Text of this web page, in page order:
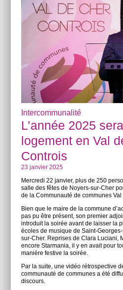
Intercommunalité
L’année 2025
logement en Val
Controis
23 janvier 2025
Mercredi 22 janvier, plus de 250
salle des fêtes de Noyers-sur-Cher
de la Communauté de communes
Bien que le maire de la commune
pas pu être présent, son premier
introduit la soirée avant de laisser la
écoles de musique de Saint-
sur-Cher. Reprises de Clara Luciani,
encore Starmania, il y en avait pour
manière festive la soirée.
Par la suite, une vidéo rétrospective
communauté de communes a été
discours.